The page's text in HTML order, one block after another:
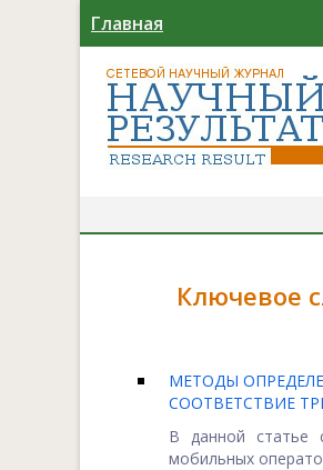
Главная
Ключевое
МЕТОДЫ
СООТВЕТСТВИЕ
В данной статье
мобильных